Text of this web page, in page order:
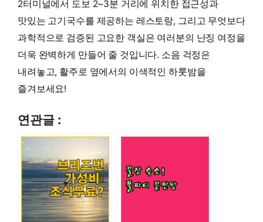
2터미널에서 도보 2~3분 거리에 위치한 접근성과
맛있는 고기국수를 제공하는 레스토랑, 그리고 무엇보다
과학적으로 검증된 고요한 객실은 여러분의 난징 여정을
더욱 완벽하게 만들어 줄 것입니다. 소음 걱정은
내려놓고, 활주로 옆에서의 이색적인 하룻밤을
즐겨보세요!
연관글 :